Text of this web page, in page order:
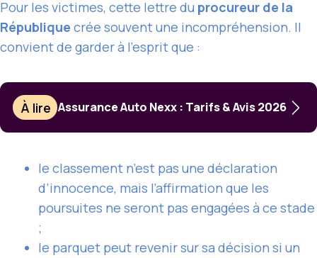
Pour les victimes, cette lettre du procureur de la
République crée souvent une incompréhension. Il
convient de garder à l’esprit que :
À lire Assurance Auto Nexx : Tarifs & Avis 2026
le classement n’est pas une déclaration
d’innocence, mais l’affirmation que les
poursuites ne seront pas engagées à ce stade
;
le parquet peut revenir sur sa décision si un